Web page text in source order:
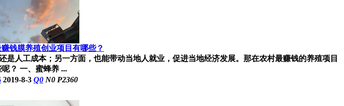
钱膜养殖创业项目有哪些？
人工成本；另一方面，也能带动当地人就业，促进当地经济发展。那在农村最赚钱的养殖项目
？ 一、蜜蜂养 ...
2019-8-3 Q0 N0 P2360